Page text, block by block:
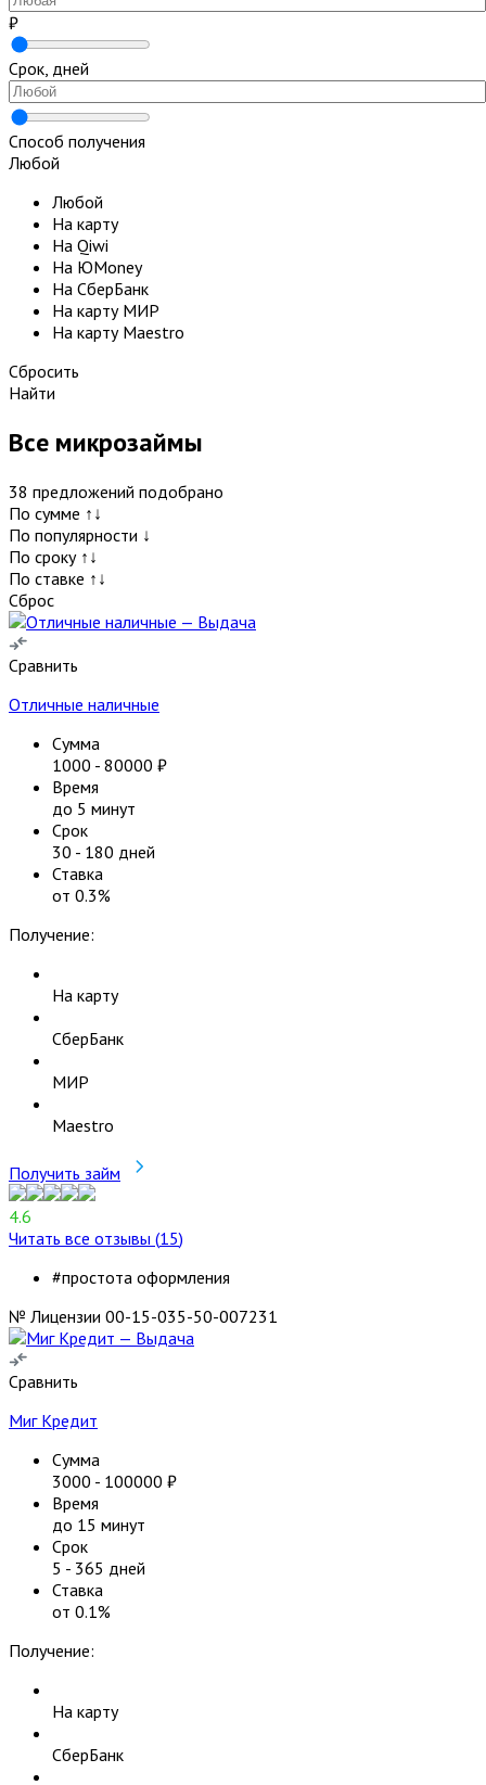
₽
Срок, дней
Способ получения
Любой
Любой
На карту
На Qiwi
На ЮMoney
На СберБанк
На карту МИР
На карту Maestro
Сбросить
Найти
Все микрозаймы
38 предложений подобрано
По сумме ↑↓
По популярности ↓
По сроку ↑↓
По ставке ↑↓
Сброс
Сравнить
Отличные наличные
Сумма
1000 - 80000 ₽
Время
до 5 минут
Срок
30 - 180 дней
Ставка
от 0.3%
Получение:
На карту
СберБанк
МИР
Maestro
Получить займ
4.6
Читать все отзывы (15)
#простота оформления
№ Лицензии 00-15-035-50-007231
Сравнить
Миг Кредит
Сумма
3000 - 100000 ₽
Время
до 15 минут
Срок
5 - 365 дней
Ставка
от 0.1%
Получение:
На карту
СберБанк